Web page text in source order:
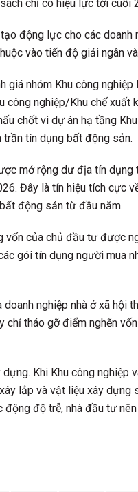
chỉ có hiệu lực tới cuối
động lực cho các
vào tiến độ giải ngân
giá nhóm Khu công
công nghiệp/Khu chế
chốt vì dự án hạ tầng
trần tín dụng bất động sản.
mở rộng dư địa tín
Đây là tín hiệu tích cực
động sản từ đầu năm.
của chủ đầu tư được
gói tín dụng người mua
nghiệp nhà ở xã
chỉ tháo gỡ điểm nghẽn
Khi Khu công
lắp và vật liệu xây
độ trễ, nhà đầu tư